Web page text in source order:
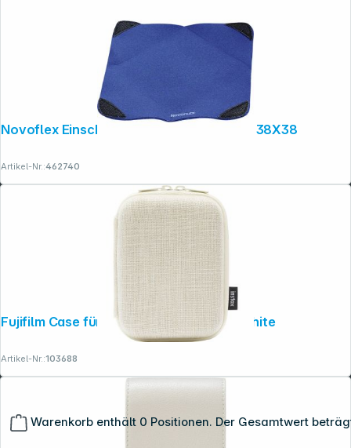
Warenkorb enthält 0 Positionen. Der Gesamtwert
Novoflex Einschlagtuch Gr. L Bluewrap L 38X38
Artikel-Nr.:462740
Fujifilm Case für Instax mini Link 3 clay white
Artikel-Nr.:103688